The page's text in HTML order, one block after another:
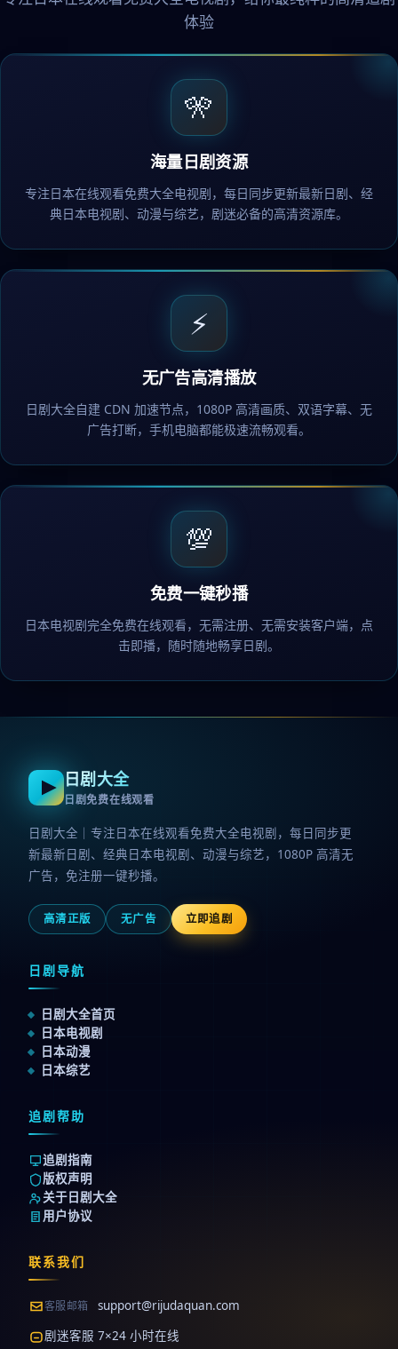
体验
🎌
海量日剧资源
专注日本在线观看免费大全电视剧，每日同步更新最新日剧、经
典日本电视剧、动漫与综艺，剧迷必备的高清资源库。
⚡
无广告高清播放
日剧大全自建 CDN 加速节点，1080P 高清画质、双语字幕、无
广告打断，手机电脑都能极速流畅观看。
💯
免费一键秒播
日本电视剧完全免费在线观看，无需注册、无需安装客户端，点
击即播，随时随地畅享日剧。
日剧大全
日剧免费在线观看
日剧大全｜专注日本在线观看免费大全电视剧，每日同步更
新最新日剧、经典日本电视剧、动漫与综艺，1080P 高清无
广告，免注册一键秒播。
高清正版 无广告 立即追剧
日剧导航
日剧大全首页
日本电视剧
日本动漫
日本综艺
追剧帮助
追剧指南
版权声明
关于日剧大全
用户协议
联系我们
客服邮箱
support@rijudaquan.com
剧迷客服 7×24 小时在线